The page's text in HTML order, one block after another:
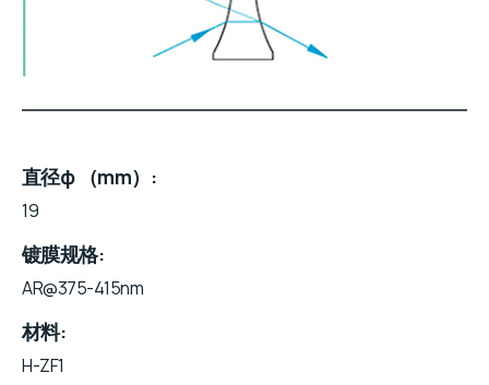
直径φ （mm）
19
镀膜规格
AR@375-415nm
材料
H-ZF1